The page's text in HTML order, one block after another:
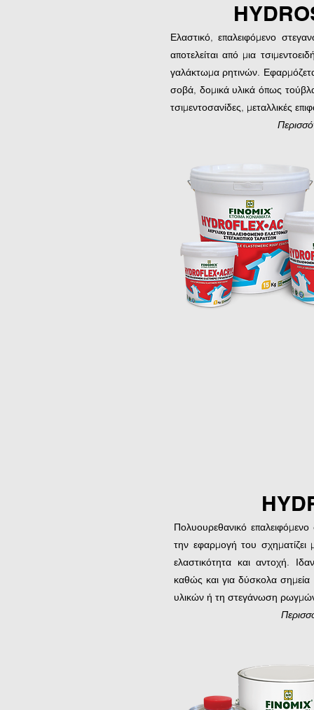
Ελαστικό, επαλειφόμενο
αποτελείται από μια
γαλάκτωμα ρητινών.
σοβά, δομικά υλικά όπως
τσιμεντοσανίδες, μεταλλικές
Πολυουρεθανικό
την εφαρμογή του
ελαστικότητα και αντοχή.
καθώς και για δύσκολα
υλικών ή τη στεγάνωση